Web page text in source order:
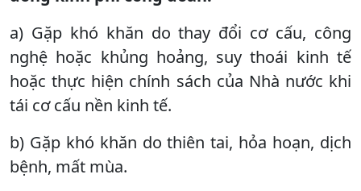
a) Gặp khó khăn do thay đổi cơ cấu, công
nghệ hoặc khủng hoảng, suy thoái kinh tế
hoặc thực hiện chính sách của Nhà nước khi
tái cơ cấu nền kinh tế.
b) Gặp khó khăn do thiên tai, hỏa hoạn, dịch
bệnh, mất mùa.